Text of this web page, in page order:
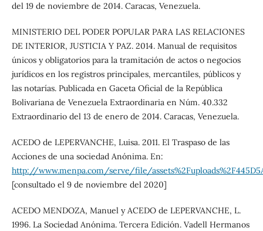
del 19 de noviembre de 2014. Caracas, Venezuela.
MINISTERIO DEL PODER POPULAR PARA LAS RELACIONES
DE INTERIOR, JUSTICIA Y PAZ. 2014. Manual de requisitos
únicos y obligatorios para la tramitación de actos o negocios
jurídicos en los registros principales, mercantiles, públicos y
las notarías. Publicada en Gaceta Oficial de la República
Bolivariana de Venezuela Extraordinaria en Núm. 40.332
Extraordinario del 13 de enero de 2014. Caracas, Venezuela.
ACEDO de LEPERVANCHE, Luisa. 2011. El Traspaso de las
Acciones de una sociedad Anónima. En:
http://www.menpa.com/serve/file/
[consultado el 9 de noviembre del 2020]
ACEDO MENDOZA, Manuel y ACEDO de LEPERVANCHE, L.
1996. La Sociedad Anónima. Tercera Edición. Vadell Hermanos